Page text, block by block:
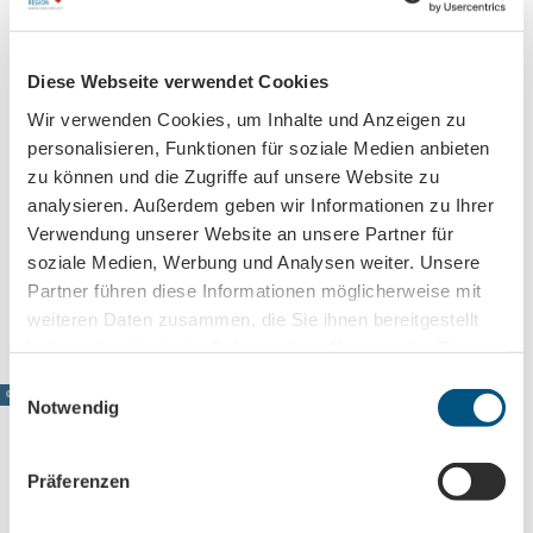
Diese Webseite verwendet Cookies
Wir verwenden Cookies, um Inhalte und Anzeigen zu
personalisieren, Funktionen für soziale Medien anbieten
zu können und die Zugriffe auf unsere Website zu
analysieren. Außerdem geben wir Informationen zu Ihrer
Verwendung unserer Website an unsere Partner für
soziale Medien, Werbung und Analysen weiter. Unsere
Partner führen diese Informationen möglicherweise mit
weiteren Daten zusammen, die Sie ihnen bereitgestellt
E
i
Notwendig
Präferenzen
Zur Weißen Mark 1
04249Leipzig
+49 341 9103 3333
online@belantis.de
Website
Anreise mit dem Auto
Anreise mit öffentlichen Verkehrsmitteln
© www.pkfotografie.com, Philipp Kirschner